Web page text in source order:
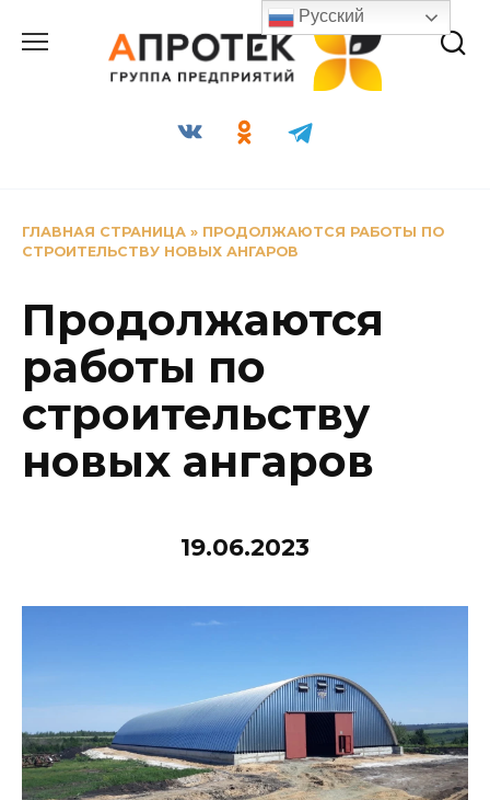
содержанию
ГЛАВНАЯ СТРАНИЦА » ПРОДОЛЖАЮТСЯ РАБОТЫ ПО
СТРОИТЕЛЬСТВУ НОВЫХ АНГАРОВ
Продолжаются
работы по
строительству
новых ангаров
19.06.2023
Русский